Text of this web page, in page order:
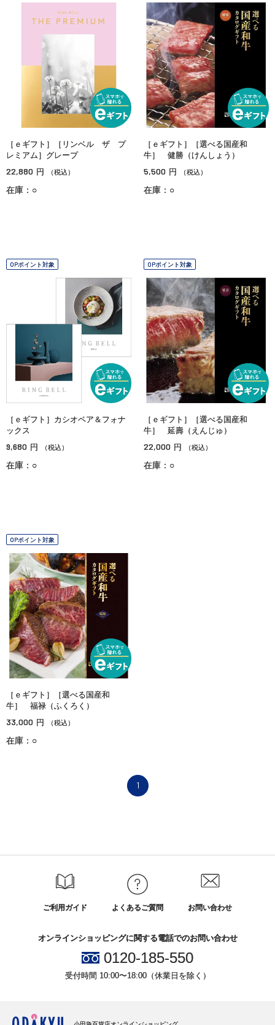
［ｅギフト］［リンベル ザ プ
レミアム］グレープ
22,880 円 （税込）
在庫：○
［ｅギフト］［選べる国産和
牛］ 健勝（けんしょう）
5,500 円 （税込）
在庫：○
OPポイント対象
［ｅギフト］カシオペア＆フォナ
ックス
9,680 円 （税込）
在庫：○
OPポイント対象
［ｅギフト］［選べる国産和
牛］ 延壽（えんじゅ）
22,000 円 （税込）
在庫：○
OPポイント対象
［ｅギフト］［選べる国産和
牛］ 福禄（ふくろく）
33,000 円 （税込）
在庫：○
1
ご利用ガイド よくあるご質問 お問い合わせ
オンラインショッピングに関する電話でのお問い合わせ
0120-185-550
受付時間 10:00〜18:00（休業日を除く）